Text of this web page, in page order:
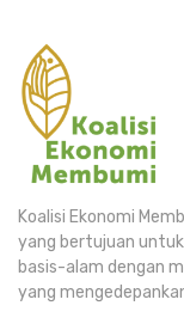
Koalisi Ekonomi
yang bertujuan
basis-alam dengan
yang